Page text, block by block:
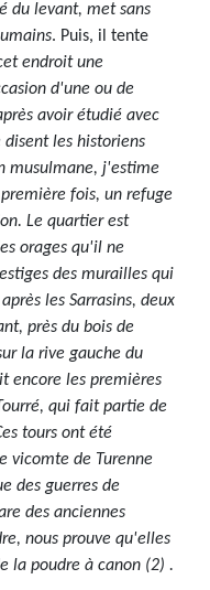
du levant, met sans
. Puis, il tente
endroit une
d'une ou de
avoir étudié avec
les historiens
musulmane, j'estime
fois, un refuge
Le quartier est
orages qu'il ne
des murailles qui
les Sarrasins, deux
près du bois de
la rive gauche du
encore les premières
qui fait partie de
tours ont été
vicomte de Turenne
des guerres de
des anciennes
nous prouve qu'elles
la poudre à canon (2) .